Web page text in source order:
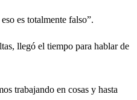
es totalmente falso”.
llegó el tiempo para hablar de
trabajando en cosas y hasta